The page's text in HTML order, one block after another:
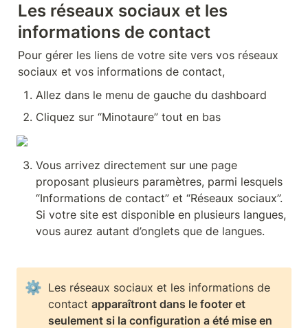
Les réseaux sociaux et les
informations de contact
Pour gérer les liens de votre site vers vos réseaux
sociaux et vos informations de contact,
Allez dans le menu de gauche du dashboard
Cliquez sur “Minotaure” tout en bas
Vous arrivez directement sur une page
proposant plusieurs paramètres, parmi lesquels
“Informations de contact” et “Réseaux sociaux”.
Si votre site est disponible en plusieurs langues,
vous aurez autant d’onglets que de langues.
⚙ Les réseaux sociaux et les informations de
contact apparaîtront dans le footer et
seulement si la configuration a été mise en